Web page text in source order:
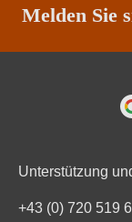
Weinart
Melden Sie
Unterstützung
+43 (0) 720 519